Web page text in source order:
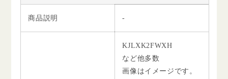
商品説明 -
KJLXK2FWXH
など他多数
画像はイメージです。